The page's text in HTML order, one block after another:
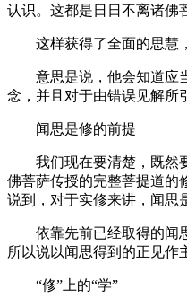
认识。这都是日日不离诸佛
这样获得了全面的思慧，
意思是说，他会知道应当
念，并且对于由错误见解所
闻思是修的前提
我们现在要清楚，既然要
佛菩萨传授的完整菩提道的
说到，对于实修来讲，闻思
依靠先前已经取得的闻思
所以说以闻思得到的正见作
“修”上的“学”